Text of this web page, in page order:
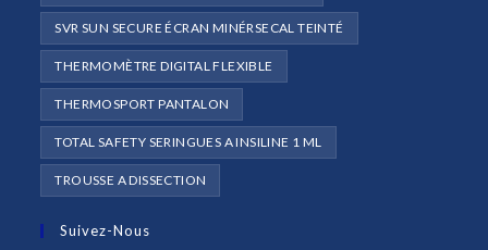
SVR SUN SECURE ÉCRAN MINÉRSECAL TEINTÉ
THERMOMÈTRE DIGITAL FLEXIBLE
THERMOSPORT PANTALON
TOTAL SAFETY SERINGUES A INSILINE 1 ML
TROUSSE A DISSECTION
Suivez-Nous